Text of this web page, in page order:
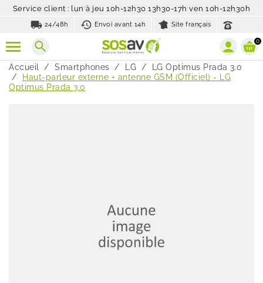
Service client : lun à jeu 10h-12h30 13h30-17h ven 10h-12h30h
local_shipping 24/48h history_toggle_off
Envoi avant 14h Site français
search 0
Accueil Smartphones LG
LG Optimus Prada 3.0
Haut-parleur externe + antenne GSM (Officiel) - LG
Optimus Prada 3.0